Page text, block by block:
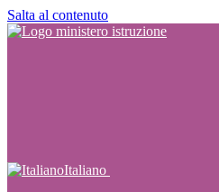
Salta al contenuto
Italiano